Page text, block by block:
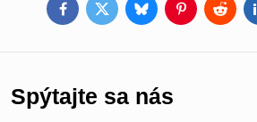
FacebookTwitterBlueskyPinterestReddit
Spýtajte sa nás